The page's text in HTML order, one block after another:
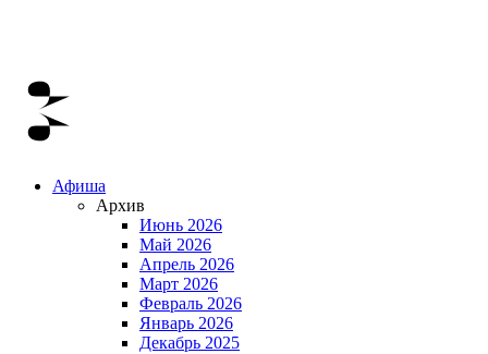
Афиша
Архив
Июнь 2026
Май 2026
Апрель 2026
Март 2026
Февраль 2026
Январь 2026
Декабрь 2025